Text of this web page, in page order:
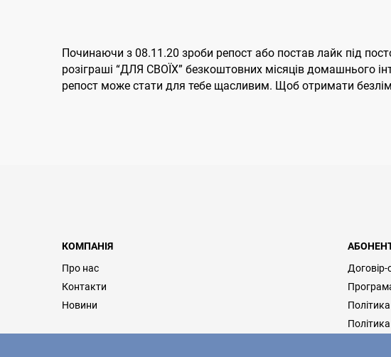
Починаючи з 08.11.20 зроби репост або постав лайк під
розіграші “ДЛЯ СВОЇХ” безкоштовних місяців домашнього
репост може стати для тебе щасливим. Щоб отримати
КОМПАНІЯ
Про нас
Контакти
Новини
Договір-